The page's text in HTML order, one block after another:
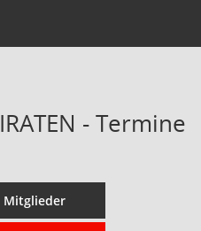
- Termine
Mitglieder